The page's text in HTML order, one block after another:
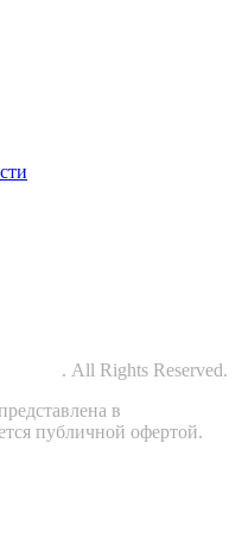
. All Rights Reserved.
в
публичной офертой.